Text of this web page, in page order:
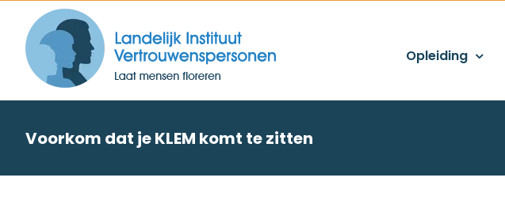
content
Opleiding
Voorkom dat je KLEM komt te zitten